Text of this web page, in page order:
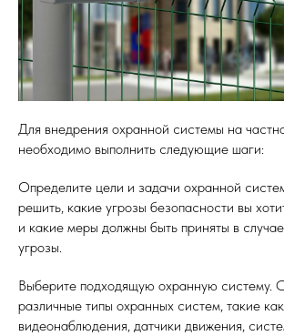
Для внедрения охранной системы на
необходимо выполнить следующие шаги:
Определите цели и задачи охранной
решить, какие угрозы безопасности вы
и какие меры должны быть приняты в
угрозы.
Выберите подходящую охранную систему.
различные типы охранных систем, такие
видеонаблюдения, датчики движения,